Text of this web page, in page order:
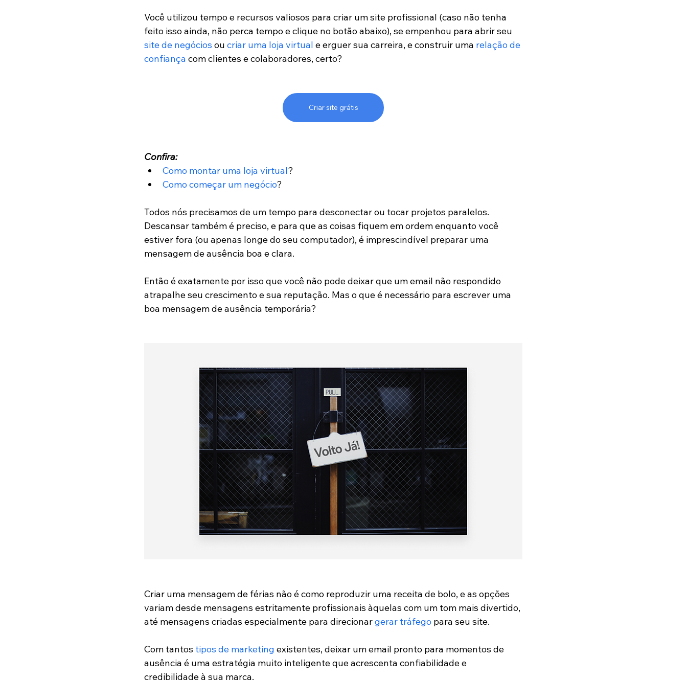
Você utilizou tempo e recursos valiosos para criar um site profissional (caso não tenha
feito isso ainda, não perca tempo e clique no botão abaixo), se empenhou para abrir seu
site de negócios ou criar uma loja virtual e erguer sua carreira, e construir uma relação de
confiança com clientes e colaboradores, certo?
Criar site grátis
Confira:
Como montar uma loja virtual?
Como começar um negócio?
Todos nós precisamos de um tempo para desconectar ou tocar projetos paralelos.
Descansar também é preciso, e para que as coisas fiquem em ordem enquanto você
estiver fora (ou apenas longe do seu computador), é imprescindível preparar uma
mensagem de ausência boa e clara.
Então é exatamente por isso que você não pode deixar que um email não respondido
atrapalhe seu crescimento e sua reputação. Mas o que é necessário para escrever uma
boa mensagem de ausência temporária?
Criar uma mensagem de férias não é como reproduzir uma receita de bolo, e as opções
variam desde mensagens estritamente profissionais àquelas com um tom mais divertido,
até mensagens criadas especialmente para direcionar gerar tráfego para seu site.
Com tantos tipos de marketing existentes, deixar um email pronto para momentos de
ausência é uma estratégia muito inteligente que acrescenta confiabilidade e
credibilidade à sua marca.